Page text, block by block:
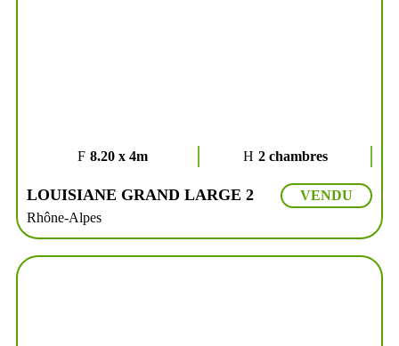
8.20 x 4m 2 chambres
LOUISIANE GRAND LARGE 2
Rhône-Alpes
VENDU